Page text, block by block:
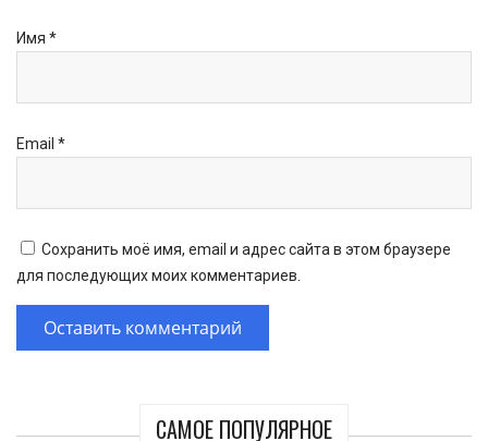
САМОЕ ПОПУЛЯРНОЕ
Имя *
Email *
Сохранить моё имя, email и адрес сайта в этом браузере
для последующих моих комментариев.